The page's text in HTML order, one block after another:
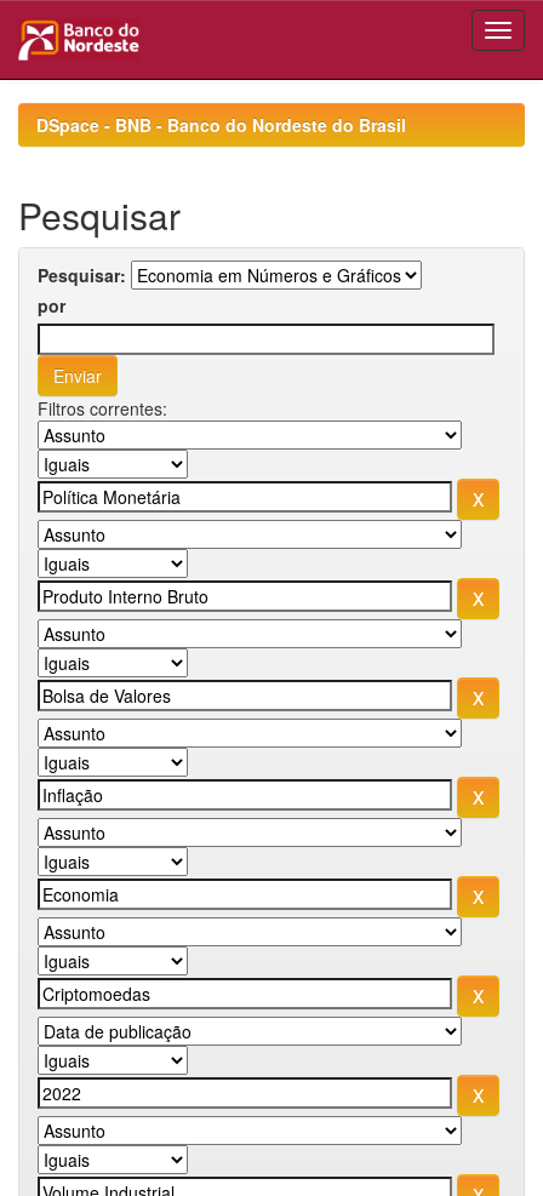
navigationDSpace - BNB - Banco do Nordeste do Brasil
Pesquisar
Pesquisar:
por
Filtros correntes: